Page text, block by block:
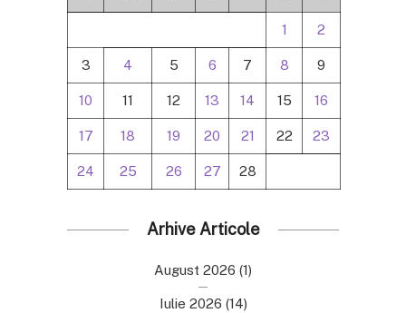
1 2
3 4 5 6 7 8 9
10 11 12 13 14 15 16
17 18 19 20 21 22 23
24 25 26 27 28
Arhive Articole
August 2026 (1)
Iulie 2026 (14)